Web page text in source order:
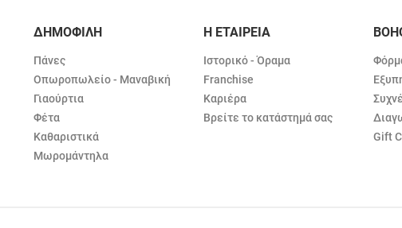
ΔΗΜΟΦΙΛΗ
Πάνες
Οπωροπωλείο - Μαναβική
Γιαούρτια
Φέτα
Καθαριστικά
Μωρομάντηλα
Η ΕΤΑΙΡΕΙΑ
Ιστορικό - Όραμα
Franchise
Καριέρα
Βρείτε το κατάστημά σας
Gift